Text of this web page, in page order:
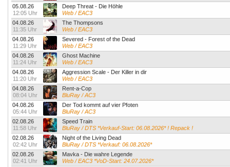
05.08.26
12:05 Uhr
Deep Threat - Die Höhle
Web / EAC3
04.08.26
11:35 Uhr
The Thompsons
Web / EAC3
04.08.26
11:29 Uhr
Severed - Forest of the Dead
Web / EAC3
04.08.26
11:24 Uhr
Ghost Machine
Web / EAC3
04.08.26
11:20 Uhr
Aggression Scale - Der Killer in dir
Web / EAC3
04.08.26
08:04 Uhr
Rent-a-Cop
BluRay / AC3
04.08.26
05:44 Uhr
Der Tod kommt auf vier Pfoten
BluRay / AC3
02.08.26
11:58 Uhr
Speed Train
BluRay / DTS *Verkauf-Start: 06.08.2026* ! Repack !
02.08.26
02:42 Uhr
Night of the Living Dead
BluRay / DTS *Verkauf: 06.08.2026*
02.08.26
02:41 Uhr
Mavka - Die wahre Legende
Web / EAC3 *VoD-Start: 24.07.2026*